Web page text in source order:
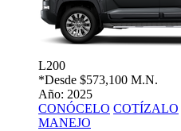
L200
*Desde $573,100 M.N.
Año: 2025
CONÓCELO COTÍZALO
MANEJO